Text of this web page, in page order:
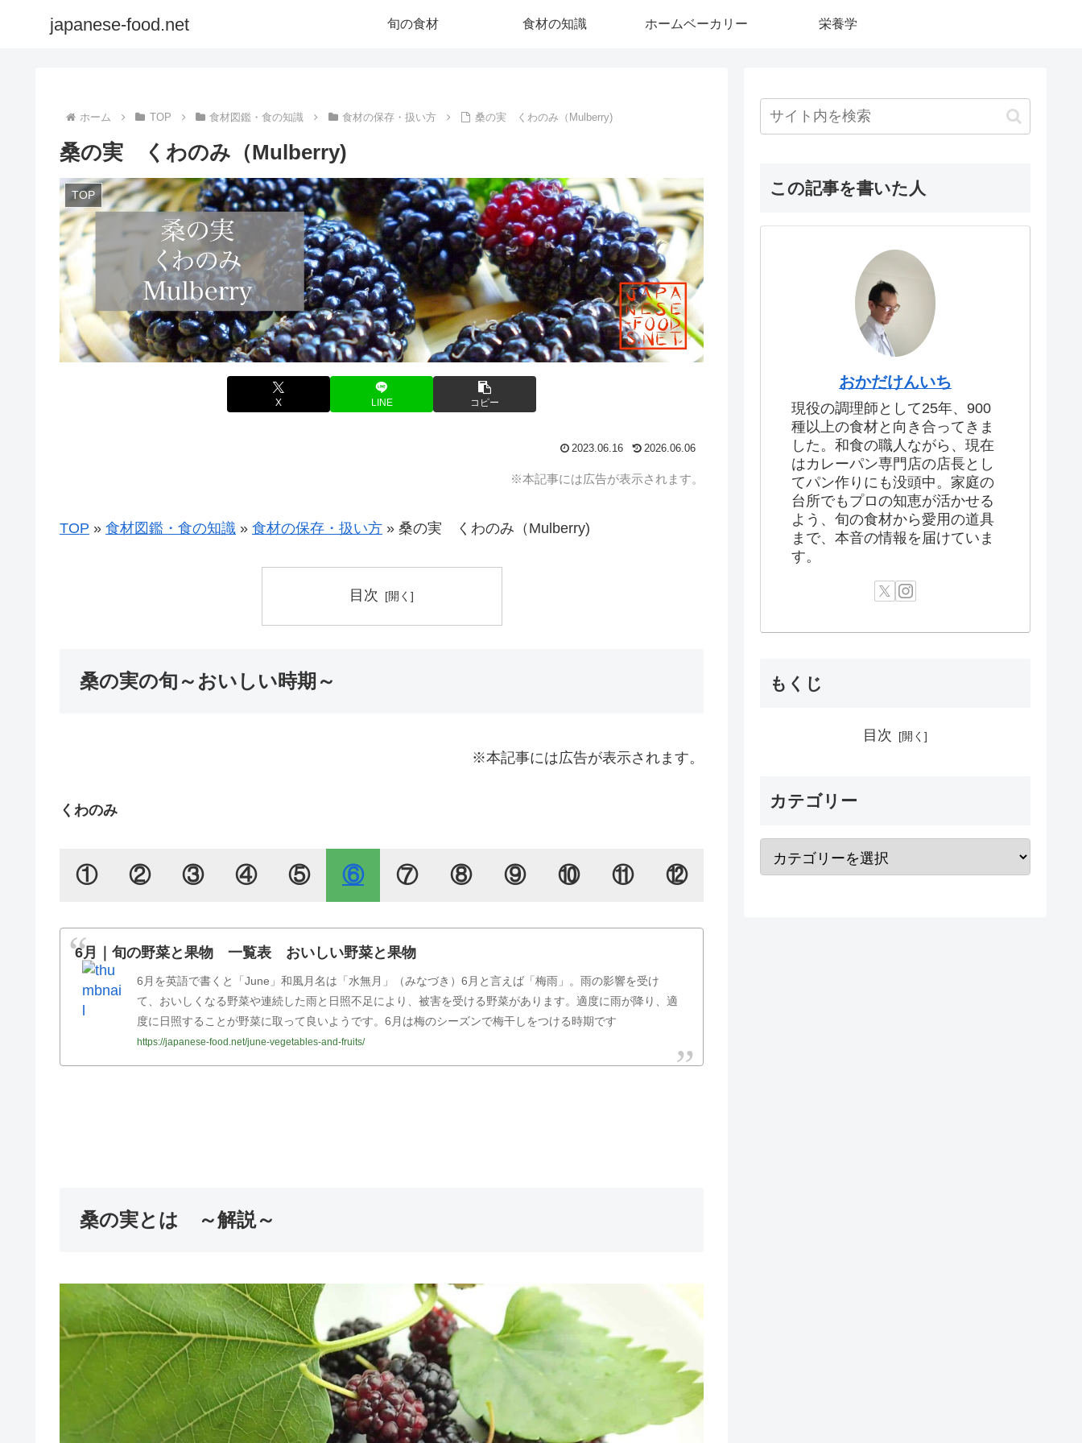
japanese-food.net 旬の食材 食材の知識 ホームベーカリー 栄養学
ホーム TOP 食材図鑑・食の知識 食材の保存・扱い方 桑の実 くわのみ（Mulberry)
桑の実 くわのみ（Mulberry)
TOP
X LINE コピー
2023.06.16 2026.06.06
※本記事には広告が表示されます。
TOP » 食材図鑑・食の知識 » 食材の保存・扱い方 » 桑の実 くわのみ（Mulberry)
目次
桑の実の旬～おいしい時期～
※本記事には広告が表示されます。
くわのみ
① ② ③ ④ ⑤ ⑥ ⑦ ⑧ ⑨ ⑩ ⑪ ⑫
6月｜旬の野菜と果物 一覧表 おいしい野菜と果物
6月を英語で書くと「June」和風月名は「水無月」（みなづき）6月と言えば「梅雨」。雨の影響を受け
て、おいしくなる野菜や連続した雨と日照不足により、被害を受ける野菜があります。適度に雨が降り、適
度に日照することが野菜に取って良いようです。6月は梅のシーズンで梅干しをつける時期です
https://japanese-food.net/june-vegetables-and-fruits/
桑の実とは ～解説～
この記事を書いた人
おかだけんいち
現役の調理師として25年、900
種以上の食材と向き合ってきま
した。和食の職人ながら、現在
はカレーパン専門店の店長とし
てパン作りにも没頭中。家庭の
台所でもプロの知恵が活かせる
よう、旬の食材から愛用の道具
まで、本音の情報を届けていま
す。
もくじ
目次
カテゴリー